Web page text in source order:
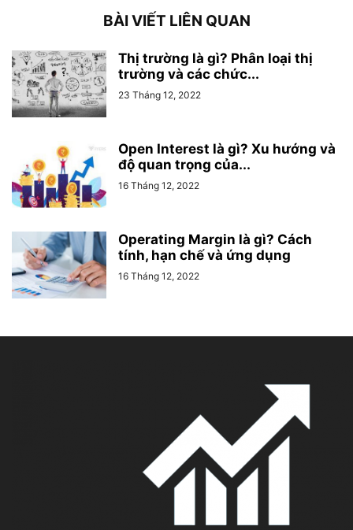
BÀI VIẾT LIÊN QUAN
Thị trường là gì? Phân loại thị
trường và các chức...
23 Tháng 12, 2022
Open Interest là gì? Xu hướng và
độ quan trọng của...
16 Tháng 12, 2022
Operating Margin là gì? Cách
tính, hạn chế và ứng dụng
16 Tháng 12, 2022